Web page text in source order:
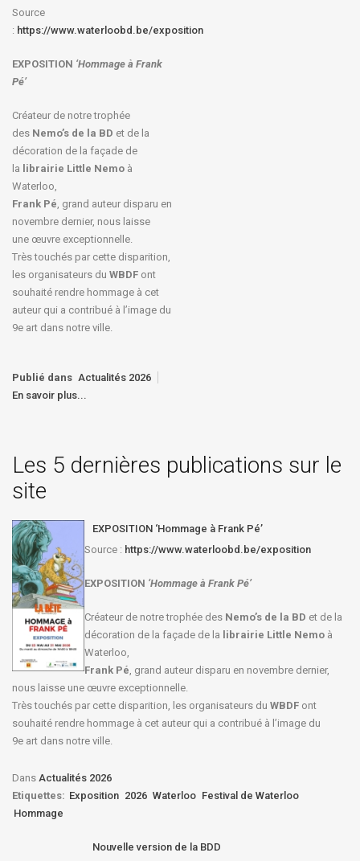
Source
: https://www.waterloobd.be/exposition
EXPOSITION ‘Hommage à Frank
Pé’
Créateur de notre trophée
des Nemo’s de la BD et de la
décoration de la façade de
la librairie Little Nemo à
Waterloo,
Frank Pé, grand auteur disparu en
novembre dernier, nous laisse
une œuvre exceptionnelle.
Très touchés par cette disparition,
les organisateurs du WBDF ont
souhaité rendre hommage à cet
auteur qui a contribué à l’image du
9e art dans notre ville.
Publié dans Actualités 2026
En savoir plus...
Les 5 dernières publications sur le
site
EXPOSITION ‘Hommage à Frank Pé’
Source : https://www.waterloobd.be/exposition
EXPOSITION ‘Hommage à Frank Pé’
Créateur de notre trophée des Nemo’s de la BD et de la
décoration de la façade de la librairie Little Nemo à
Waterloo,
Frank Pé, grand auteur disparu en novembre dernier,
nous laisse une œuvre exceptionnelle.
Très touchés par cette disparition, les organisateurs du WBDF ont
souhaité rendre hommage à cet auteur qui a contribué à l’image du
9e art dans notre ville.
Dans Actualités 2026
Etiquettes: Exposition 2026 Waterloo Festival de Waterloo
Hommage
Nouvelle version de la BDD